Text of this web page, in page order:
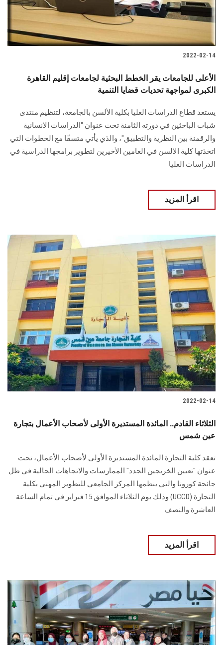
هيئة التدريس
الدراسات العليا
الزائـرون
سجل الان
2022-02-14
الأعلى للجامعات يقر الخطط البحثية لجامعات إقليم القاهرة
الكبرى لمواجهة تحديات قضايا التنمية
يستعد قطاع الدراسات العليا بكلية الألسن بالجامعة، لتنظيم منتدى
شباب الباحثين في دورته الثامنة تحت عنوان "الدراسات الانسانية
والرقمنة بين النظرية والتطبيق"، والذي يأتي متسقًا مع الخطوات التي
اتخذتها كلية الالسن في العامين الأخيرين لتطوير برامجها الدراسية في
الدراسات العليا
اقرأ المزيد
2022-02-14
الثلاثاء القادم.. المائدة المستديرة الأولى لأصحاب الأعمال بتجارة
عين شمس
تعقد كلية التجارة المائدة المستديرة الأولى لأصحاب الأعمال، تحت
عنوان "تعيين الخريجين الجدد" الممارسات والاتجاهات الحالية في ظل
جائحة كورونا والتي ينظمها المركز الجامعي للتطوير المهني بكلية
التجارة (UCCD) وذلك يوم الثلاثاء الموافق 15 فبراير في تمام الساعة
العاشرة والنصف
اقرأ المزيد